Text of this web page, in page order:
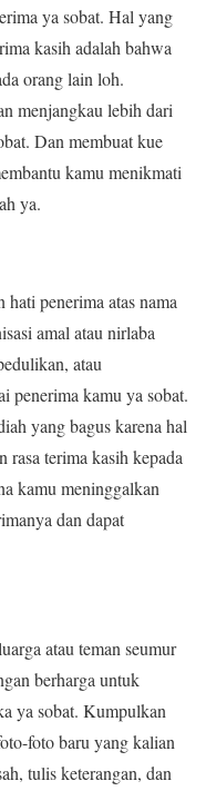
ya sobat. Hal yang
kasih adalah bahwa
orang lain loh.
menjangkau lebih dari
Dan membuat kue
kamu menikmati
ya.
penerima atas nama
amal atau nirlaba
atau
penerima kamu ya sobat.
yang bagus karena hal
rasa terima kasih kepada
kamu meninggalkan
dan dapat
atau teman seumur
berharga untuk
ya sobat. Kumpulkan
foto baru yang kalian
tulis keterangan, dan